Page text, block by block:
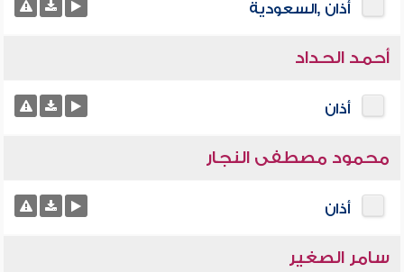
أذان ,السعودية
أحمد الحداد
أذان
محمود مصطفى النجار
أذان
سامر الصغير